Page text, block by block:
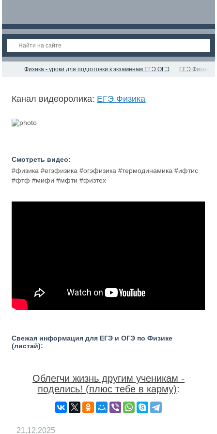
Физика - уроки для подготовки к экзаменам ЕГЭ ОГЭ ЕГЭ Физика
Канал видеоролика: ЕГЭ Физика
Смотреть видео:
#физика #егэфизика #огэфизика #термодинамика #ифтис
#фтф #мифи #мфти #физтех
Свежая информация для ЕГЭ и ОГЭ по Физике
(листай):
Облегчи жизнь другим ученикам -
поделись! (плюс тебе в карму):
21.12.2025